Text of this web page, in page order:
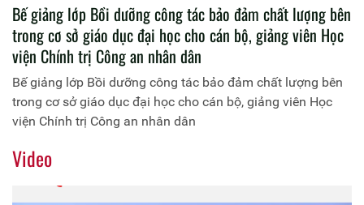
Bế giảng lớp Bồi dưỡng công tác bảo đảm chất lượng bên
trong cơ sở giáo dục đại học cho cán bộ, giảng viên Học
viện Chính trị Công an nhân dân
Bế giảng lớp Bồi dưỡng công tác bảo đảm chất lượng bên
trong cơ sở giáo dục đại học cho cán bộ, giảng viên Học
viện Chính trị Công an nhân dân
Video